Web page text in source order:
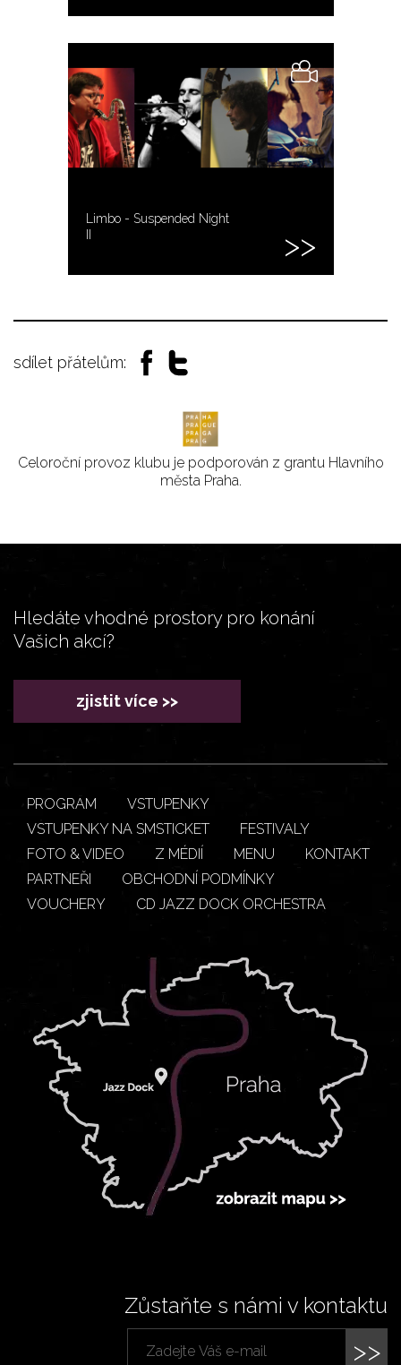
Limbo - Suspended Night
II
sdílet přátelům:
Celoroční provoz klubu je podporován z grantu Hlavního
města Praha.
Hledáte vhodné prostory pro konání
Vašich akcí?
zjistit více >>
PROGRAM
VSTUPENKY
VSTUPENKY NA SMSTICKET
FESTIVALY
FOTO & VIDEO
Z MÉDIÍ MENU
KONTAKT
PARTNEŘI
OBCHODNÍ PODMÍNKY
VOUCHERY
CD JAZZ DOCK ORCHESTRA
Zůstaňte s námi v kontaktu
>>